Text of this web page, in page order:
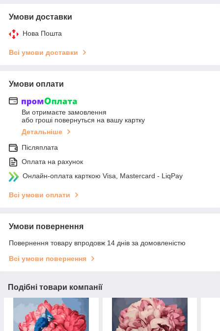
Умови доставки
Нова Пошта
Всі умови доставки
Умови оплати
Ви отримаєте замовлення
або гроші повернуться на вашу картку
Детальніше
Післяплата
Оплата на рахунок
Онлайн-оплата карткою Visa, Mastercard - LiqPay
Всі умови оплати
Умови повернення
Повернення товару впродовж 14 днів за домовленістю
Всі умови повернення
Подібні товари компанії